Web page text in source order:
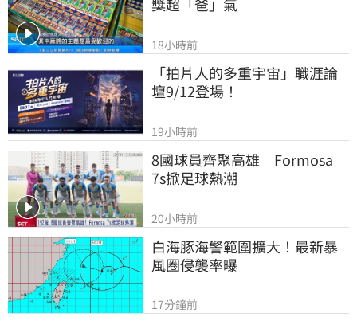
獎超「爸」氣
18小時前
「拍片人的多重宇宙」職涯論
壇9/12登場！
19小時前
8國球員齊聚高雄　Formosa
7s掀足球熱潮
20小時前
白海豚海警範圍擴大！最新暴
風圈侵襲率曝
17分鐘前